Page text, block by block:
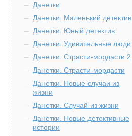
Данетки
Данетки. Маленький детектив
Данетки. Юный детектив
Данетки. Удивительные люди
Данетки. Страсти-мордасти 2
Данетки. Страсти-мордасти
Данетки. Новые случаи из
жизни
Данетки. Случай из жизни
Данетки. Новые детективные
истории